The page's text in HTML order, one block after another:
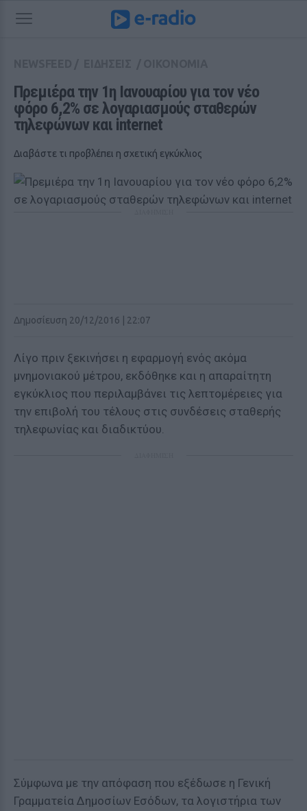
Πρεμιέρα την 1η Ιανουαρίου για τον νέο
φόρο 6,2% σε λογαριασμούς σταθερών
τηλεφώνων και internet
Διαβάστε τι προβλέπει η σχετική εγκύκλιος
Δημοσίευση 20/12/2016 | 22:07
Λίγο πριν ξεκινήσει η εφαρμογή ενός ακόμα
μνημονιακού μέτρου, εκδόθηκε και η απαραίτητη
εγκύκλιος που περιλαμβάνει τις λεπτομέρειες για
την επιβολή του τέλους στις συνδέσεις σταθερής
τηλεφωνίας και διαδικτύου.
Σύμφωνα με την απόφαση που εξέδωσε η Γενική
Γραμματεία Δημοσίων Εσόδων, τα λογιστήρια των